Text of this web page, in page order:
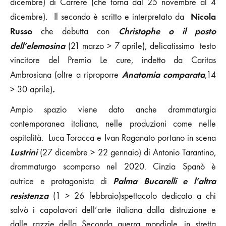
dicembre) di Carrère (che torna dal 25 novembre al 4
dicembre). Il secondo è scritto e interpretato da Nicola
Russoche debutta con
Christophe o il posto
dell’elemosina(21 marzo > 7 aprile), delicatissimo testo
vincitore del Premio Le cure, indetto da Caritas
Ambrosiana (oltre a riproporre Anatomia comparata,14
> 30 aprile).
Ampio spazio viene dato anche drammaturgia
contemporanea italiana, nelle produzioni come nelle
ospitalità. Luca Toracca e Ivan Raganato portano in scena
Lustrini(27 dicembre > 22 gennaio) di Antonio Tarantino,
drammaturgo scomparso nel 2020. Cinzia Spanò è
autrice e protagonista di Palma Bucarelli e l’altra
resistenza (1 > 26 febbraio)spettacolo dedicato a chi
salvò i capolavori dell’arte italiana dalla distruzione e